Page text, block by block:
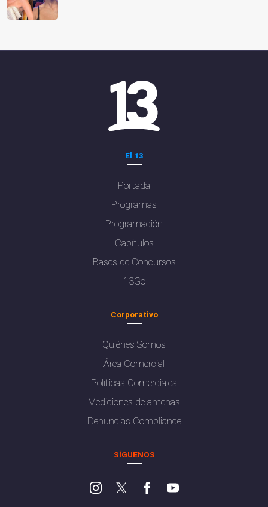
El 13
Portada
Programas
Programación
Capítulos
Bases de Concursos
13Go
Corporativo
Quiénes Somos
Área Comercial
Políticas Comerciales
Mediciones de antenas
Denuncias Compliance
SÍGUENOS